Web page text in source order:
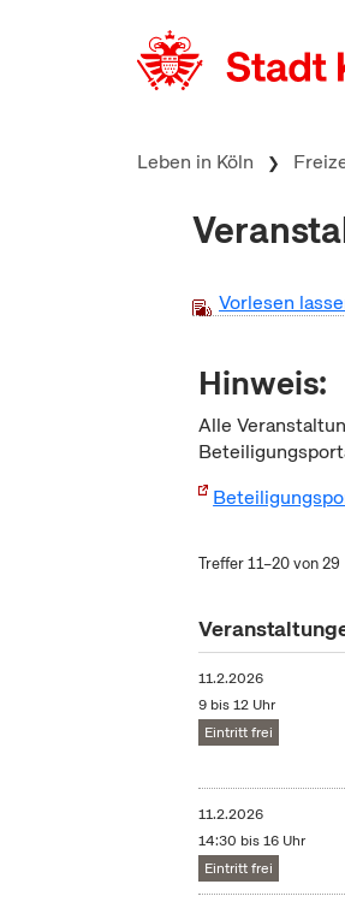
Leben in Köln
Vorlesen
Hinweis:
Alle
Treffer 11–20 von 29
11.2.2026
9 bis 12 Uhr
Eintritt frei
11.2.2026
14:30 bis 16 Uhr
Eintritt frei